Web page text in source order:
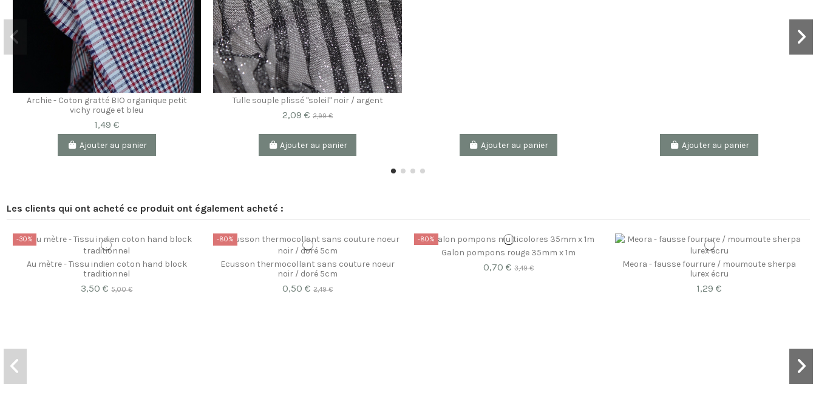
Archie - Coton gratté BIO organique petit
vichy rouge et bleu
1,49 €
Ajouter au panier
Tulle souple plissé "soleil" noir / argent
2,09 €2,99 €
Ajouter au panier Ajouter au panier Ajouter au panier
Les clients qui ont acheté ce produit ont également acheté :
-30%
Au mètre - Tissu indien coton hand block
traditionnel
3,50 €5,00 €
-80%
Ecusson thermocollant sans couture noeur
noir / doré 5cm
0,50 €2,49 €
-80%
Galon pompons rouge 35mm x 1m
0,70 € 3,49 €
Meora - fausse fourrure / moumoute sherpa
lurex écru
1,29 €